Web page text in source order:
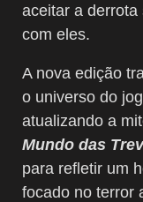
aceitar a
com eles.
A nova edição
o universo do
atualizando a
Mundo das
para refletir um
focado no terror